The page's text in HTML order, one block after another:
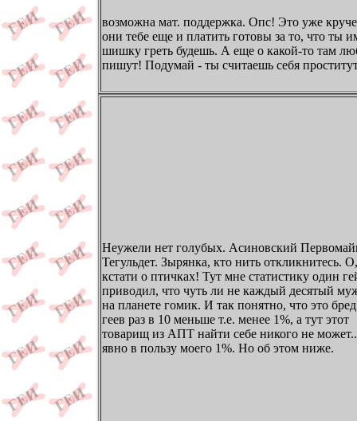
возможна мат. поддержка. Опс! Это уже
они тебе еще и платить готовы за то, что ты
шишку греть будешь. А еще о какой-то там
пишут! Подумай - ты считаешь себя
Неужели нет голубых. Асиновский
Тегульдет. Зырянка, кто нить откликнитесь. О,
кстати о птичках! Тут мне статистику один
приводил, что чуть ли не каждый десятый
на планете гомик. И так понятно, что это
геев раз в 10 меньше т.е. менее 1%, а тут этот
товарищ из АПТ найти себе никого не
явно в пользу моего 1%. Но об этом ниже.